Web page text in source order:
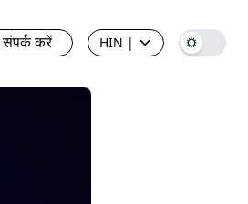
संपर्क करें HIN |